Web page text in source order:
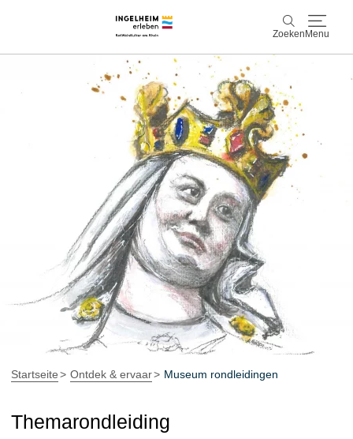
Zoeken Menu
Ontdek & ervaar
Wijn & Plezier
Kaiserpfalz, geschiedenis & cultuur
Plan & Book
Info & service
Accommodaties Boek ervaringen
Startseite Ontdek & ervaar Museum rondleidingen
Themarondleiding